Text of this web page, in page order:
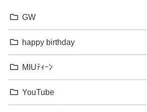
GW
happy birthday
MIUﾃｨｰﾝ
YouTube